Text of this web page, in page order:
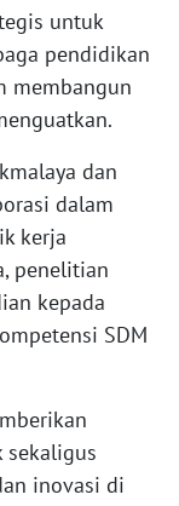
untuk
pendidikan
membangun
dan
dalam
kerja
penelitian
kepada
SDM
sekaligus
inovasi di